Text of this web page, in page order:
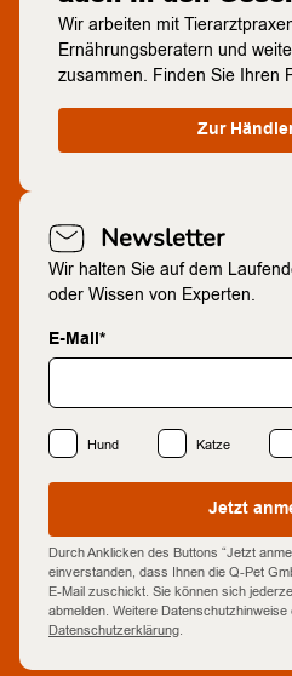
Wir arbeiten mit
Ernährungsberatern und
zusammen. Finden Sie Ihren
Zur
Newsletter
Wir halten Sie auf dem
oder Wissen von Experten.
E-Mail*
Hund Katze
Jetzt
Durch Anklicken des Buttons “Jetzt
einverstanden, dass Ihnen die Q-Pet
E-Mail zuschickt. Sie können sich
abmelden. Weitere
Datenschutzerklärung.